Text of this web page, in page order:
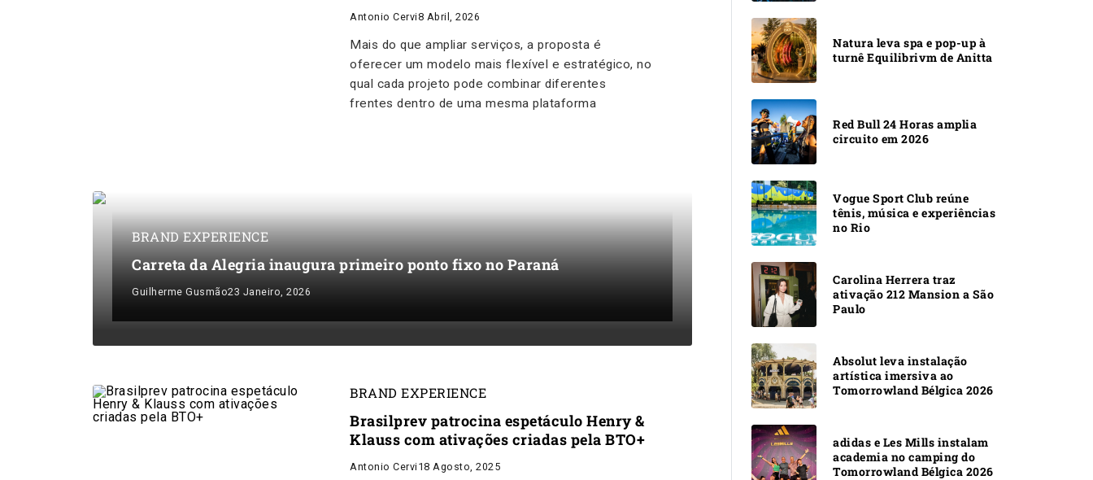
Antonio Cervi8 Abril, 2026
Mais do que ampliar serviços, a proposta é
oferecer um modelo mais flexível e estratégico, no
qual cada projeto pode combinar diferentes
frentes dentro de uma mesma plataforma
BRAND EXPERIENCE
Carreta da Alegria inaugura primeiro ponto fixo no Paraná
Guilherme Gusmão23 Janeiro, 2026
BRAND EXPERIENCE
Brasilprev patrocina espetáculo Henry &
Klauss com ativações criadas pela BTO+
Antonio Cervi 18 Agosto, 2025
Natura leva spa e pop-up à
turnê Equilibrivm de Anitta
Red Bull 24 Horas amplia
circuito em 2026
Vogue Sport Club reúne
tênis, música e experiências
no Rio
Carolina Herrera traz
ativação 212 Mansion a São
Paulo
Absolut leva instalação
artística imersiva ao
Tomorrowland Bélgica 2026
adidas e Les Mills instalam
academia no camping do
Tomorrowland Bélgica 2026